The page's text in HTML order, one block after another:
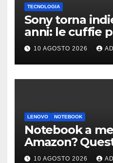
TECNOLOGIA
Sony torna
anni: le cuffie
potrebbero
10 AGOSTO 2026
LENOVO NOTEBOOK
Notebook a
Amazon?
modello giusto
10 AGOSTO 2026